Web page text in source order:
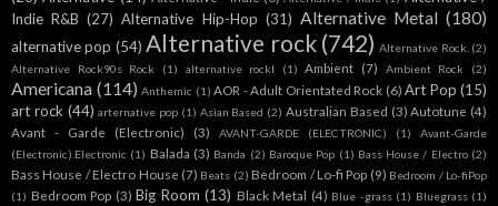
Indie R&B (27) Alternative Hip-Hop (31) Alternative Metal (180)
alternative pop (54) Alternative rock (742) Alternative Rock. (2)
Alternative Rock90s Rock
(1) alternative rockl (1) Ambient (7) Ambient Rock (2)
Americana (114) Anthemic (1) AOR - Adult Orientated Rock (6) Art Pop (15)
art rock (44) arternative pop (1) Asian Based (2) Australian Based (3) Autotune (4)
Avant - Garde (Electronic)
(3) AVANT-GARDE (ELECTRONIC) (1)
Avant-Garde
(Electronic).Electronic (1) Balada (3) Banda (2) Baroque Pop (1) Bass House / Electro (2)
Bass House / Electro House (7) Beats (2) Bedroom / Lo-fi Pop (9) Bedroom / Lo-fiPop
(1) Bedroom Pop (3) Big Room (13) Black Metal (4) Blue -grass (1) Bluegrass (1)